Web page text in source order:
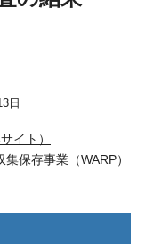
日
イト）
保存事業（WARP）